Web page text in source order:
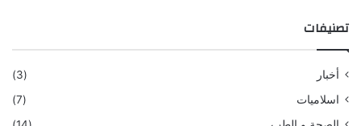
تصنيفات
أخبار
(3)
اسلاميات
(7)